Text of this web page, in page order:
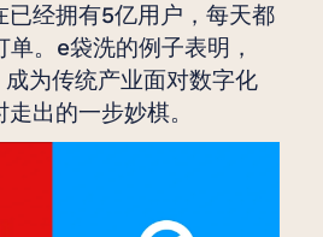
已经拥有5亿用户，每天都
。e袋洗的例子表明，
为传统产业面对数字化
出的一步妙棋。